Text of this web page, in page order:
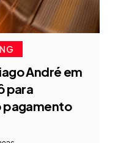
André em
para
pagamento